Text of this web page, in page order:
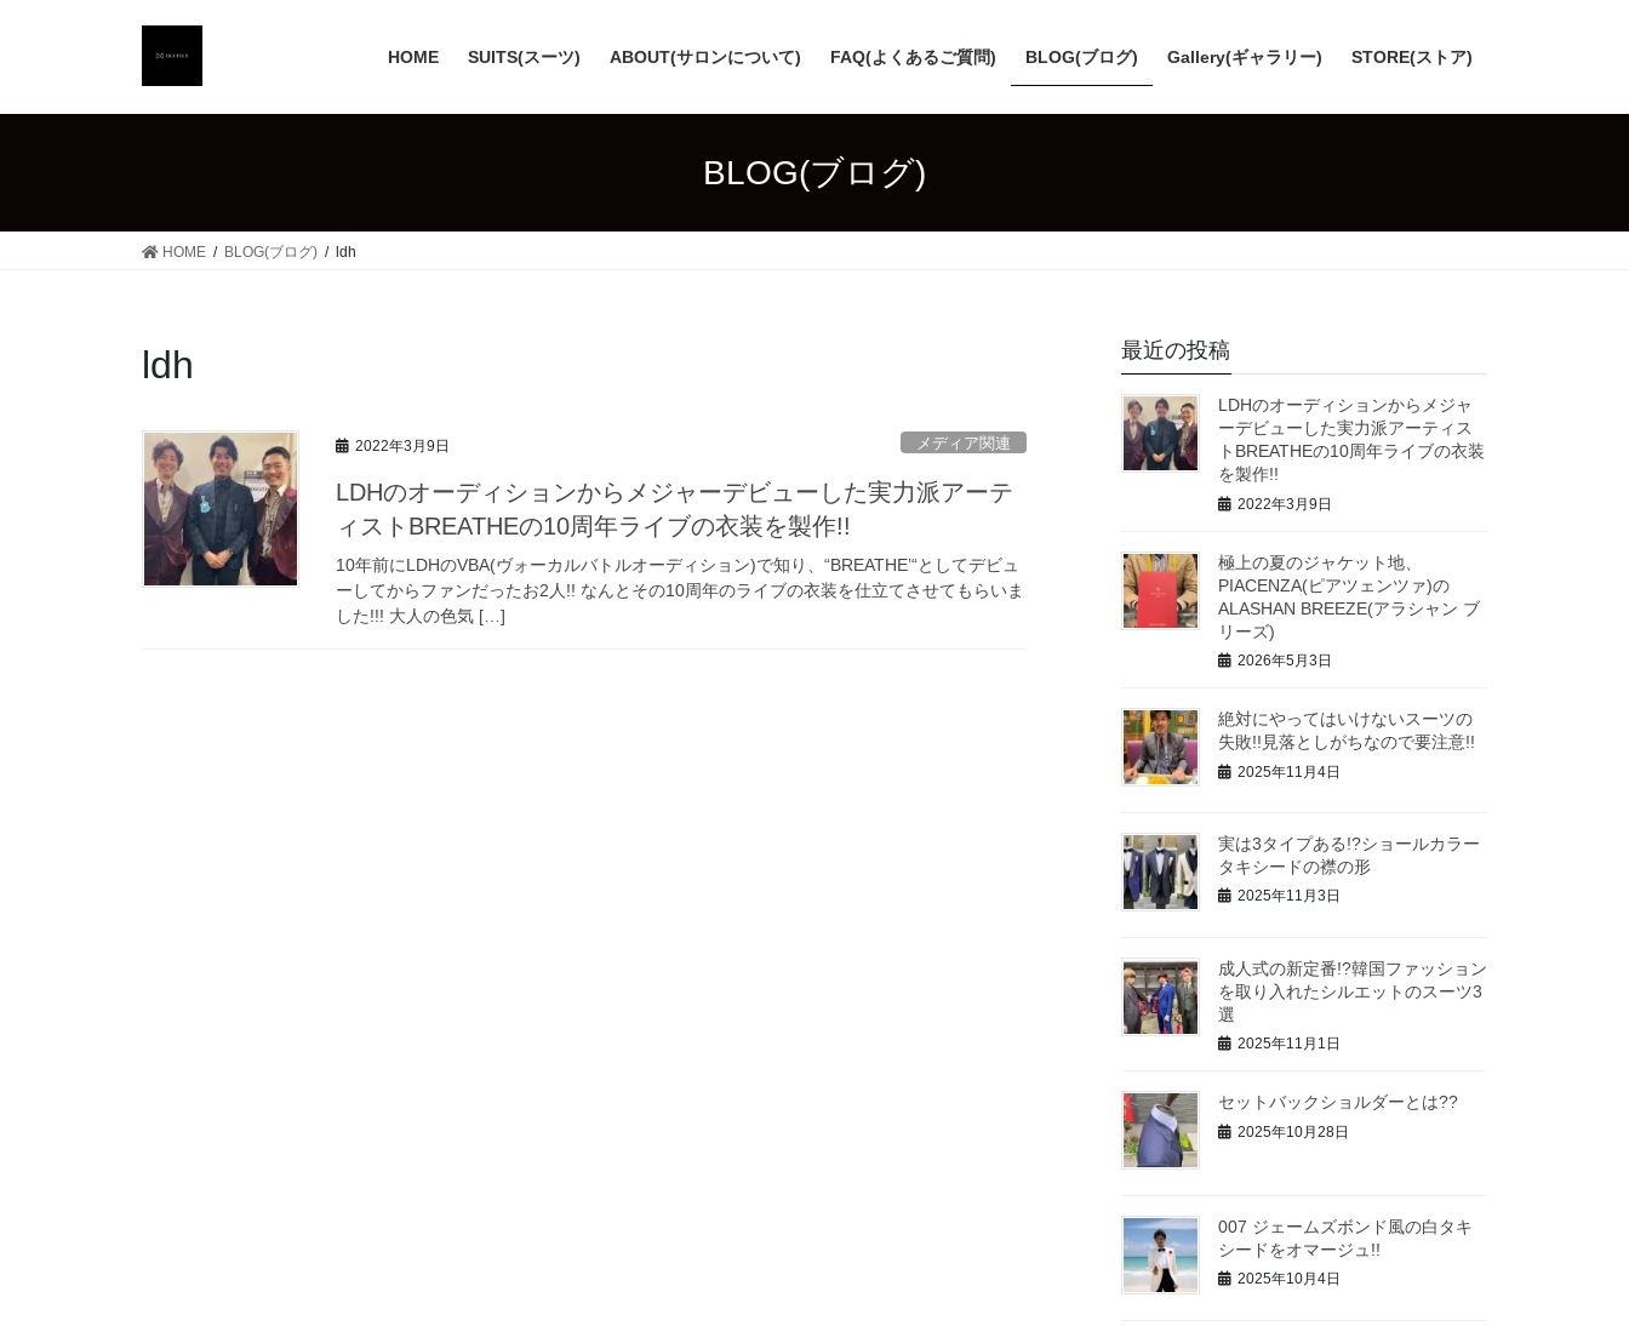
HOME SUITS(スーツ) ABOUT(サロンについて) FAQ(よくあるご質問) BLOG(ブログ) Gallery(ギャラリー) STORE(ストア)
BLOG(ブログ)
HOME BLOG(ブログ) ldh
ldh
2022年3月9日 メディア関連
LDHのオーディションからメジャーデビューした実力派アーテ
ィストBREATHEの10周年ライブの衣装を製作!!
10年前にLDHのVBA(ヴォーカルバトルオーディション)で知り、“BREATHE’“としてデビュ
ーしてからファンだったお2人!! なんとその10周年のライブの衣装を仕立てさせてもらいま
した!!! 大人の色気 […]
最近の投稿
LDHのオーディションからメジャ
ーデビューした実力派アーティス
トBREATHEの10周年ライブの衣装
を製作!!
2022年3月9日
極上の夏のジャケット地、
PIACENZA(ピアツェンツァ)の
ALASHAN BREEZE(アラシャン ブ
リーズ)
2026年5月3日
絶対にやってはいけないスーツの
失敗!!見落としがちなので要注意!!
2025年11月4日
実は3タイプある!?ショールカラー
タキシードの襟の形
2025年11月3日
成人式の新定番!?韓国ファッション
を取り入れたシルエットのスーツ3
選
2025年11月1日
セットバックショルダーとは??
2025年10月28日
007 ジェームズボンド風の白タキ
シードをオマージュ!!
2025年10月4日